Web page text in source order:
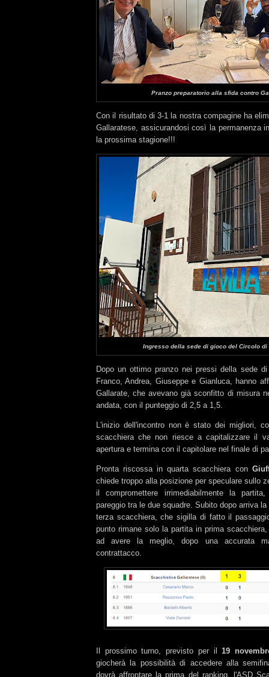
Pranzo preparatorio alla sfida contro
Con il risultato di 3-1 la nostra compagine ha
Gallaratese, assicurandosi così la permanenza
la prossima stagione!!!
Ingresso della sede di gioco del Circolo di
Dopo un ottimo pranzo nei pressi della sede
Franco, Andrea, Giuseppe e Gianluca, hanno
Gallarate, che avevano già sconfitto di misura
andata, con il punteggio di 2,5 a 1,5.
L'inizio dell'incontro non è stato dei migliori,
scacchiera che non riesce a capitalizzare il
apertura e termina con il capitolare nel finale di
Pronta riscossa in quarta scacchiera con
chiede troppo alla posizione per speculare sullo
il compromettere irrimediabilmente la
pareggio tra le due squadre. Subito dopo arriva
terza scacchiera, che sigilla di fatto il
punto rimane solo la partita in prima
ad avere la meglio, dopo una accurata
contrattacco.
Il prossimo turno, previsto per il 19
giocherà la possibilità di accedere alla
dovrà affrontare la prima del ranking, l'ASD